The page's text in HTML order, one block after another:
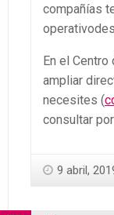
compañías
En el
ampliar
necesites (
consultar
9 abril,